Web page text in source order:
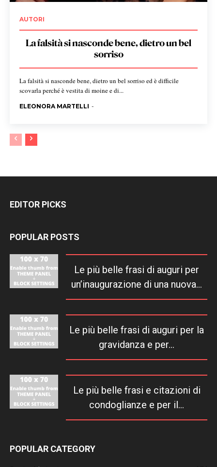
AUTORI
La falsità si nasconde bene, dietro un bel
sorriso
La falsità si nasconde bene, dietro un bel sorriso ed è difficile
scovarla perché è vestita di moine e di...
ELEONORA MARTELLI -
EDITOR PICKS
POPULAR POSTS
Le più belle frasi di auguri per
un’inaugurazione di una nuova...
Le più belle frasi di auguri per la
gravidanza e per...
Le più belle frasi e citazioni di
condoglianze e per il...
POPULAR CATEGORY